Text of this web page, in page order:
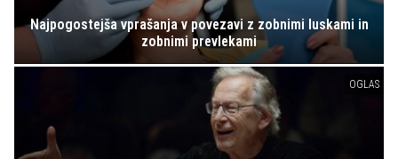
Najpogostejša vprašanja v povezavi z zobnimi luskami in
zobnimi prevlekami
OGLAS